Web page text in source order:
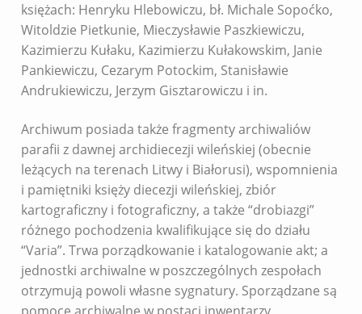
księżach: Henryku Hlebowiczu, bł. Michale Sopoćko,
Witoldzie Pietkunie, Mieczysławie Paszkiewiczu,
Kazimierzu Kułaku, Kazimierzu Kułakowskim, Janie
Pankiewiczu, Cezarym Potockim, Stanisławie
Andrukiewiczu, Jerzym Gisztarowiczu i in.
Archiwum posiada także fragmenty archiwaliów
parafii z dawnej archidiecezji wileńskiej (obecnie
leżących na terenach Litwy i Białorusi), wspomnienia
i pamiętniki księży diecezji wileńskiej, zbiór
kartograficzny i fotograficzny, a także “drobiazgi”
różnego pochodzenia kwalifikujące się do działu
“Varia”. Trwa porządkowanie i katalogowanie akt; a
jednostki archiwalne w poszczególnych zespołach
otrzymują powoli własne sygnatury. Sporządzane są